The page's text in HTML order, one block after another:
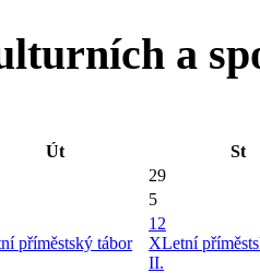
a
Út
St
29
5
příměstský tábor
12
XLetní
II.